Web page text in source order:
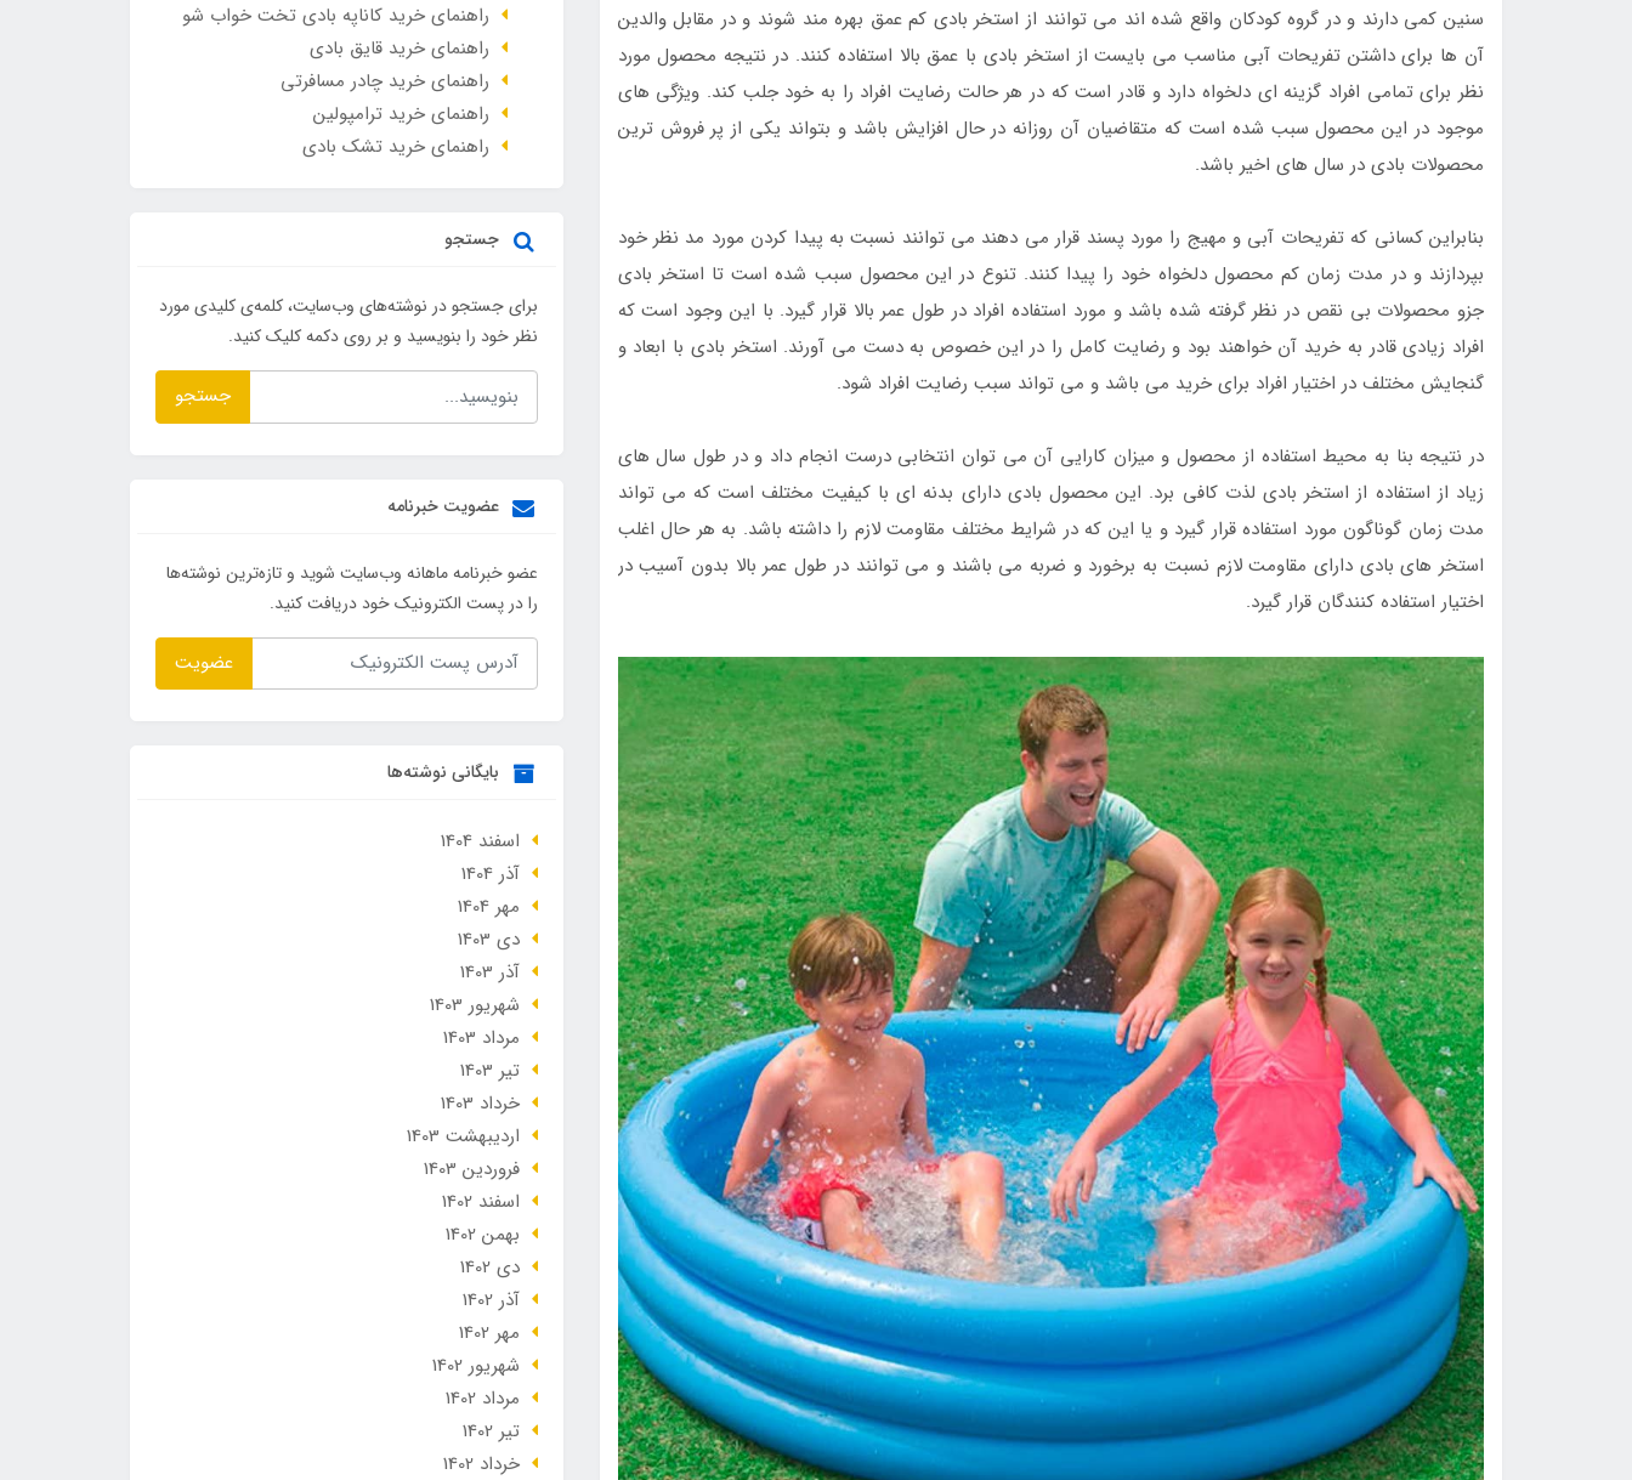
سنین کمی دارند و در گروه کودکان واقع شده اند می توانند از استخر بادی کم عمق بهره مند شوند و در مقابل والدین
آن ها برای داشتن تفریحات آبی مناسب می بایست از استخر بادی با عمق بالا استفاده کنند. در نتیجه محصول مورد
نظر برای تمامی افراد گزینه ای دلخواه دارد و قادر است که در هر حالت رضایت افراد را به خود جلب کند. ویژگی های
موجود در این محصول سبب شده است که متقاضیان آن روزانه در حال افزایش باشد و بتواند یکی از پر فروش ترین
محصولات بادی در سال های اخیر باشد.
بنابراین کسانی که تفریحات آبی و مهیج را مورد پسند قرار می دهند می توانند نسبت به پیدا کردن مورد مد نظر خود
بپردازند و در مدت زمان کم محصول دلخواه خود را پیدا کنند. تنوع در این محصول سبب شده است تا استخر بادی
جزو محصولات بی نقص در نظر گرفته شده باشد و مورد استفاده افراد در طول عمر بالا قرار گیرد. با این وجود است که
افراد زیادی قادر به خرید آن خواهند بود و رضایت کامل را در این خصوص به دست می آورند. استخر بادی با ابعاد و
گنجایش مختلف در اختیار افراد برای خرید می باشد و می تواند سبب رضایت افراد شود.
در نتیجه بنا به محیط استفاده از محصول و میزان کارایی آن می توان انتخابی درست انجام داد و در طول سال های
زیاد از استفاده از استخر بادی لذت کافی برد. این محصول بادی دارای بدنه ای با کیفیت مختلف است که می تواند
مدت زمان گوناگون مورد استفاده قرار گیرد و یا این که در شرایط مختلف مقاومت لازم را داشته باشد. به هر حال اغلب
استخر های بادی دارای مقاومت لازم نسبت به برخورد و ضربه می باشند و می توانند در طول عمر بالا بدون آسیب در
اختیار استفاده کنندگان قرار گیرد.
راهنمای خرید کاناپه بادی تخت خواب شو
راهنمای خرید قایق بادی
راهنمای خرید چادر مسافرتی
راهنمای خرید ترامپولین
راهنمای خرید تشک بادی
جستجو
برای جستجو در نوشته‌های وب‌سایت، کلمه‌ی کلیدی مورد
نظر خود را بنویسید و بر روی دکمه کلیک کنید.
جستجو
عضویت خبرنامه
عضو خبرنامه ماهانه وب‌سایت شوید و تازه‌ترین نوشته‌ها
را در پست الکترونیک خود دریافت کنید.
عضویت
بایگانی نوشته‌ها
اسفند 1404
آذر 1404
مهر 1404
دی 1403
آذر 1403
شهریور 1403
مرداد 1403
تير 1403
خرداد 1403
ارديبهشت 1403
فروردین 1403
اسفند 1402
بهمن 1402
دی 1402
آذر 1402
مهر 1402
شهریور 1402
مرداد 1402
تير 1402
خرداد 1402